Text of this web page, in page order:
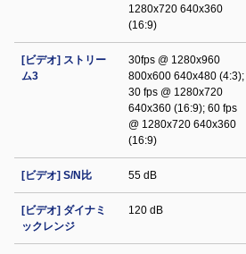
1280x720 640x360
(16:9)
[ビデオ] ストリー
ム3
30fps @ 1280x960
800x600 640x480 (4:3);
30 fps @ 1280x720
640x360 (16:9); 60 fps
@ 1280x720 640x360
(16:9)
[ビデオ] S/N比 55 dB
[ビデオ] ダイナミ
ックレンジ
120 dB